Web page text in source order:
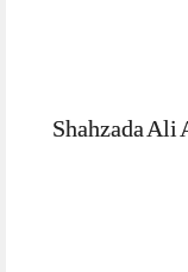
Shahzada